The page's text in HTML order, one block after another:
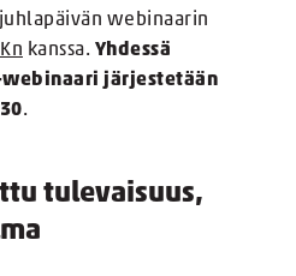
webinaarin
kanssa. Yhdessä
järjestetään
.
tulevaisuus,